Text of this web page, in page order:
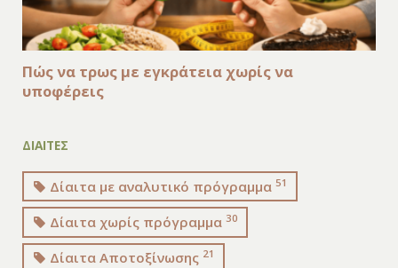
Πώς να τρως με εγκράτεια χωρίς να
υποφέρεις
ΔΙΑΙΤΕΣ
Δίαιτα με αναλυτικό πρόγραμμα51
Δίαιτα χωρίς πρόγραμμα 30
Δίαιτα Αποτοξίνωσης 21